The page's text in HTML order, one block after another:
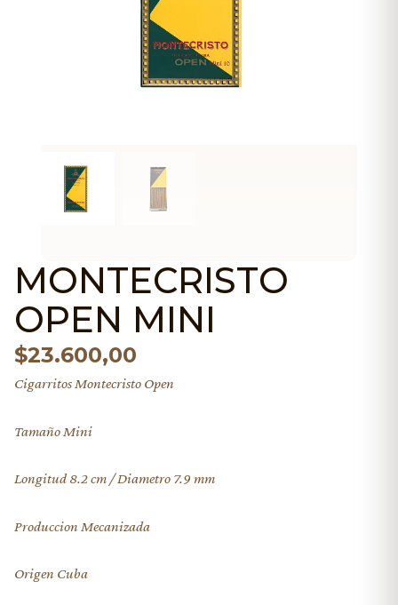
MONTECRISTO
OPEN MINI
$23.600,00
Cigarritos Montecristo Open
Tamaño Mini
Longitud 8.2 cm / Diametro 7.9 mm
Produccion Mecanizada
Origen Cuba